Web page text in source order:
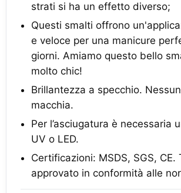
strati si ha un effetto diverso;
Questi smalti offrono
e veloce per una manicure
giorni. Amiamo questo bello
molto chic!
Brillantezza a specchio.
macchia.
Per l’asciugatura è necessaria
UV o LED.
Certificazioni: MSDS, SGS, CE.
approvato in conformità alle